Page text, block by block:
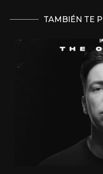
TAMBIÉN TE